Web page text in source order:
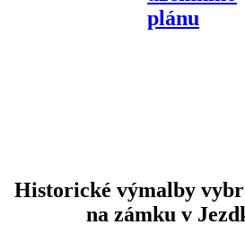
Historické výmalby
na zámku v